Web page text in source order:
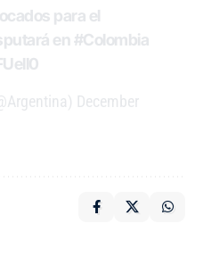
para el
en #Colombia
December